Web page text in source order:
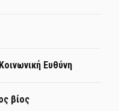
Ευθύνη
βίος